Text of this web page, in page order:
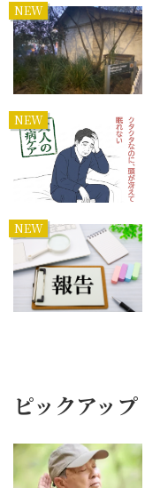
NEW
NEW
NEW
ピックアップ